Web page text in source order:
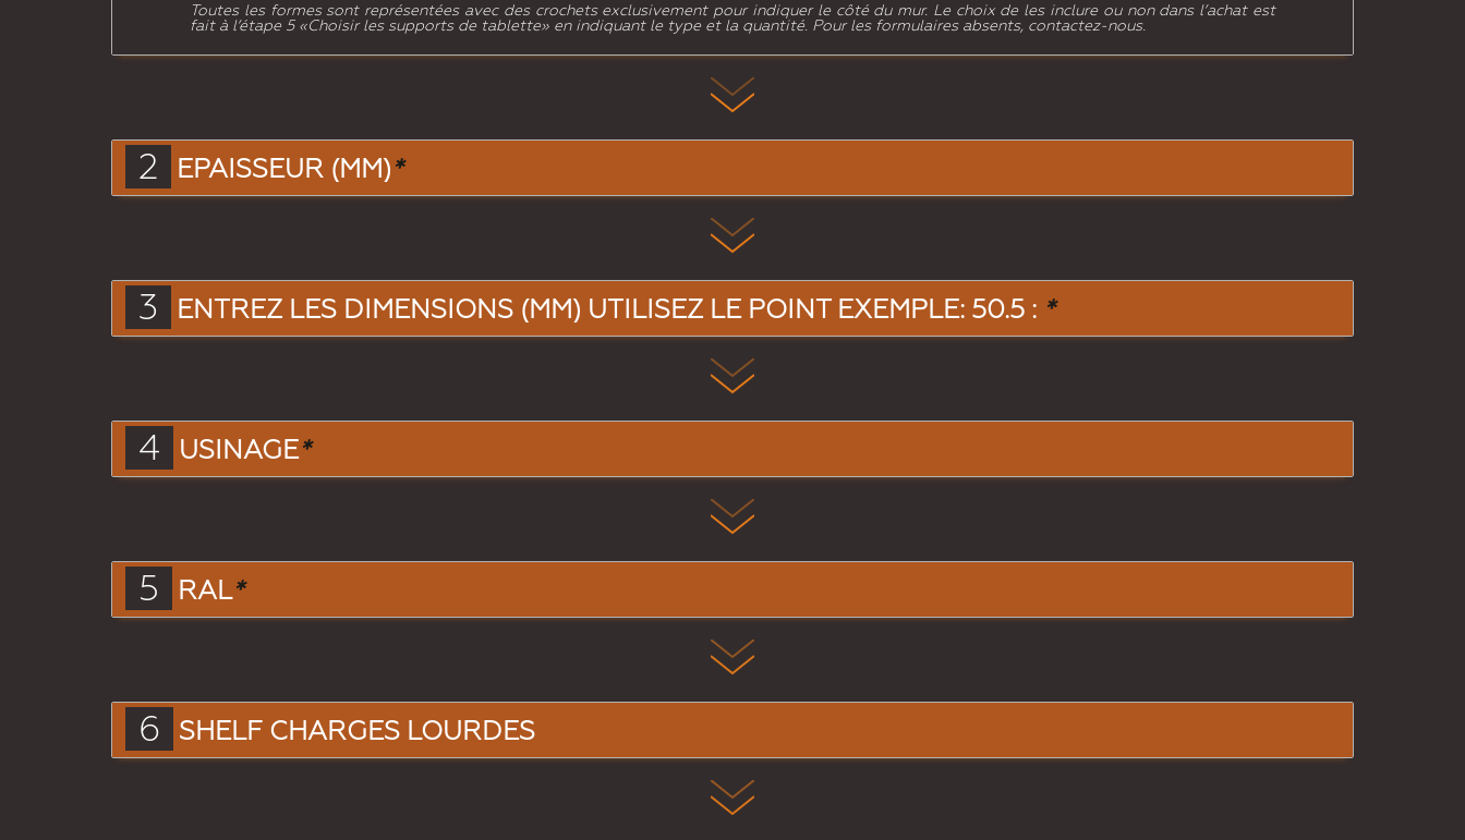
Toutes les formes sont représentées avec des crochets exclusivement pour indiquer le côté du mur. Le choix de les inclure ou non dans l’achat est
fait à l’étape 5 «Choisir les supports de tablette» en indiquant le type et la quantité. Pour les formulaires absents, contactez-nous.
2 EPAISSEUR (MM)*
3 ENTREZ LES DIMENSIONS (MM) UTILISEZ LE POINT EXEMPLE: 50.5 : *
4 USINAGE*
5 RAL*
6 SHELF CHARGES LOURDES